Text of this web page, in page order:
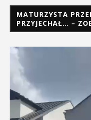
MATURZYSTA
PRZYJECHAŁ… –
Odtwarzacz